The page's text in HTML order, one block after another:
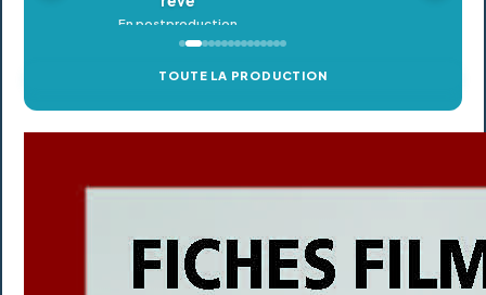
TOUTE LA PRODUCTION